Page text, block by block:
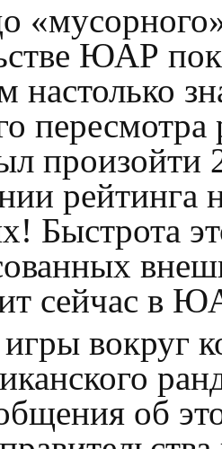
ЮАР
настолько
произойти
рейтинга
Быстрота
сейчас в
вокруг
об